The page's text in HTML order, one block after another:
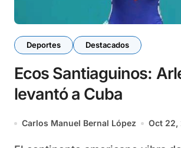
Deportes Destacados
Ecos Santiaguinos:
levantó a Cuba
Carlos Manuel Bernal López Oct 22,